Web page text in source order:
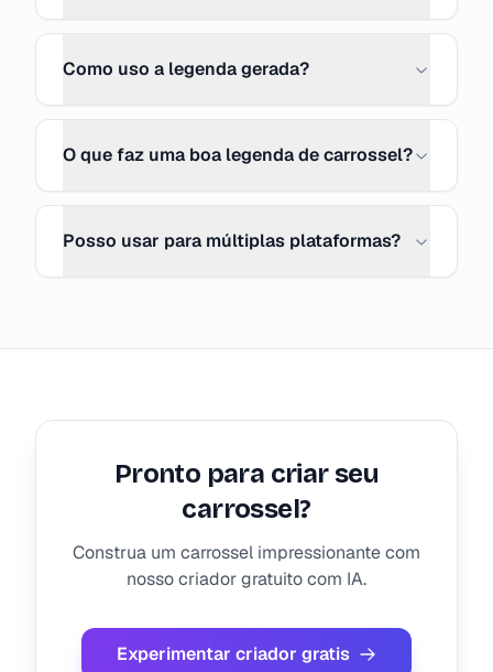
Como uso a legenda gerada?
O que faz uma boa legenda de carrossel?
Posso usar para múltiplas plataformas?
Pronto para criar seu
carrossel?
Construa um carrossel impressionante com
nosso criador gratuito com IA.
Experimentar criador gratis